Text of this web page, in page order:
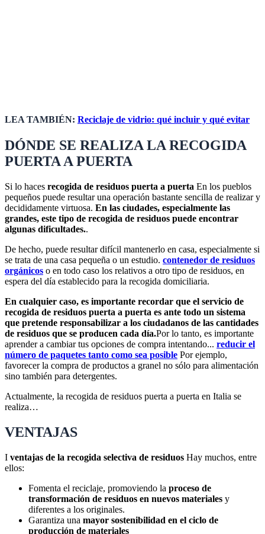
LEA TAMBIÉN: Reciclaje de vidrio: qué incluir y qué evitar
DÓNDE SE REALIZA LA RECOGIDA
PUERTA A PUERTA
Si lo haces recogida de residuos puerta a puerta En los pueblos
pequeños puede resultar una operación bastante sencilla de realizar y
decididamente virtuosa. En las ciudades, especialmente las
grandes, este tipo de recogida de residuos puede encontrar
algunas dificultades..
De hecho, puede resultar difícil mantenerlo en casa, especialmente si
se trata de una casa pequeña o un estudio. contenedor de residuos
orgánicos o en todo caso los relativos a otro tipo de residuos, en
espera del día establecido para la recogida domiciliaria.
En cualquier caso, es importante recordar que el servicio de
recogida de residuos puerta a puerta es ante todo un sistema
que pretende responsabilizar a los ciudadanos de las cantidades
de residuos que se producen cada día.Por lo tanto, es importante
aprender a cambiar tus opciones de compra intentando... reducir el
número de paquetes tanto como sea posible Por ejemplo,
favorecer la compra de productos a granel no sólo para alimentación
sino también para detergentes.
Actualmente, la recogida de residuos puerta a puerta en Italia se
realiza…
VENTAJAS
I ventajas de la recogida selectiva de residuos Hay muchos, entre
ellos:
Fomenta el reciclaje, promoviendo la proceso de
transformación de residuos en nuevos materiales y
diferentes a los originales.
Garantiza una mayor sostenibilidad en el ciclo de
producción de materiales